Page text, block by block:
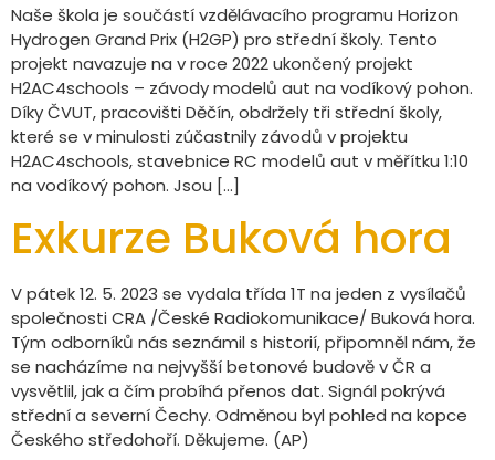
Naše škola je součástí vzdělávacího programu Horizon
Hydrogen Grand Prix (H2GP) pro střední školy. Tento
projekt navazuje na v roce 2022 ukončený projekt
H2AC4schools – závody modelů aut na vodíkový pohon.
Díky ČVUT, pracovišti Děčín, obdržely tři střední školy,
které se v minulosti zúčastnily závodů v projektu
H2AC4schools, stavebnice RC modelů aut v měřítku 1:10
na vodíkový pohon. Jsou […]
Exkurze Buková hora
V pátek 12. 5. 2023 se vydala třída 1T na jeden z vysílačů
společnosti CRA /České Radiokomunikace/ Buková hora.
Tým odborníků nás seznámil s historií, připomněl nám, že
se nacházíme na nejvyšší betonové budově v ČR a
vysvětlil, jak a čím probíhá přenos dat. Signál pokrývá
střední a severní Čechy. Odměnou byl pohled na kopce
Českého středohoří. Děkujeme. (AP)